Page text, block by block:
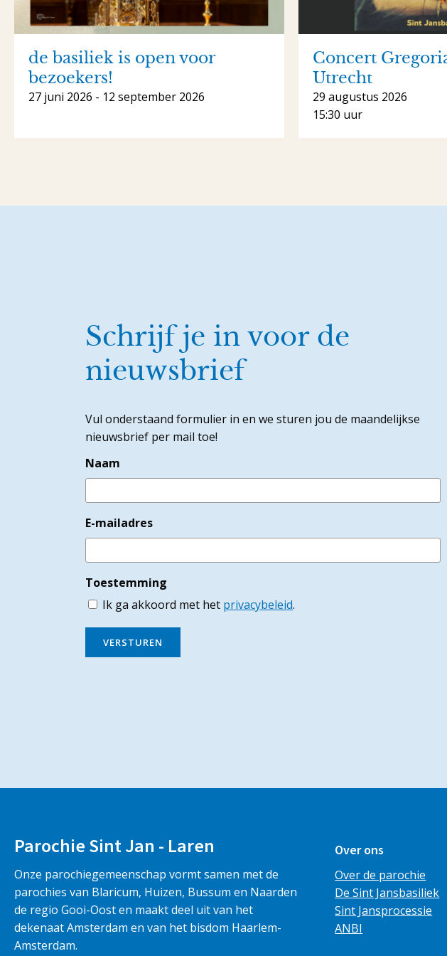
de basiliek is open voor
bezoekers!
27 juni 2026 - 12 september 2026
Concert
Utrecht
29 augustus 2026
15:30 uur
Schrijf je in voor de
nieuwsbrief
Vul onderstaand formulier in en we sturen jou de maandelijkse
nieuwsbrief per mail toe!
Naam
E-mailadres
Toestemming
Ik ga akkoord met het privacybeleid.
VERSTUREN
Parochie Sint Jan - Laren
Onze parochiegemeenschap vormt samen met de
parochies van Blaricum, Huizen, Bussum en Naarden
de regio Gooi-Oost en maakt deel uit van het
dekenaat Amsterdam en van het bisdom Haarlem-
Amsterdam.
Over ons
Over de parochie
De Sint Jansbasiliek
Sint Jansprocessie
ANBI